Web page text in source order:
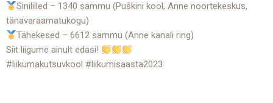
Sinililled – 1340 sammu (Puškini kool, Anne noortekeskus,
tänavaraamatukogu)
Tähekesed – 6612 sammu (Anne kanali ring)
Siit liigume ainult edasi!
#liikumakutsuvkool #liikumisaasta2023